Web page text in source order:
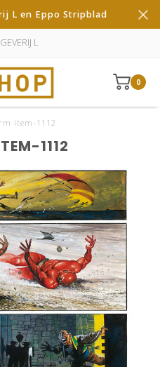
L en Eppo Stripblad
L
0
item-1112
1112